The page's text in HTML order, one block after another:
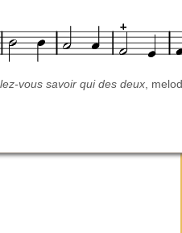
vous savoir qui des deux,